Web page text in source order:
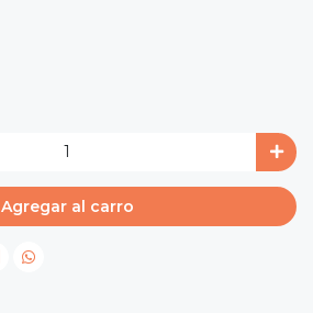
Agregar al carro